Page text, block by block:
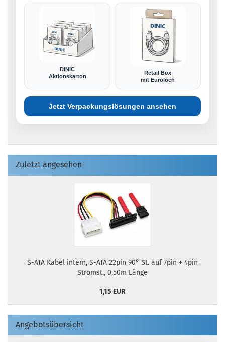
DINIC
Aktionskarton
Retail Box
mit Euroloch
Jetzt Verpackungslösungen ansehen
Zuletzt angesehen
S-ATA Kabel intern, S-ATA 22pin 90° St. auf 7pin + 4pin
Stromst., 0,50m Länge
1,15 EUR
Angebotsübersicht